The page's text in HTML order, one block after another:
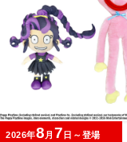
2026年8 月 7 日～登場